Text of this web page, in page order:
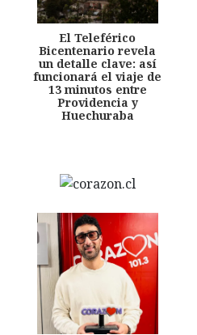
El Teleférico
Bicentenario revela
un detalle clave: así
funcionará el viaje de
13 minutos entre
Providencia y
Huechuraba